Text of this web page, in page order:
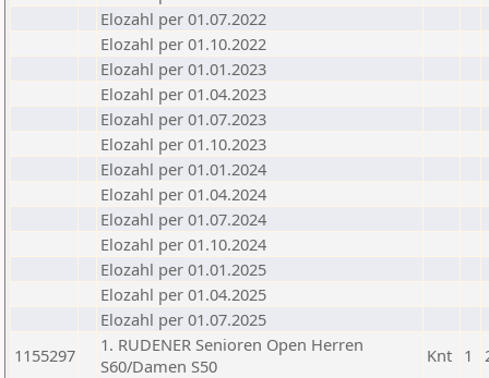
Elozahl per 01.07.2022
Elozahl per 01.10.2022
Elozahl per 01.01.2023
Elozahl per 01.04.2023
Elozahl per 01.07.2023
Elozahl per 01.10.2023
Elozahl per 01.01.2024
Elozahl per 01.04.2024
Elozahl per 01.07.2024
Elozahl per 01.10.2024
Elozahl per 01.01.2025
Elozahl per 01.04.2025
Elozahl per 01.07.2025
1155297
1. RUDENER Senioren Open Herren
S60/Damen S50
Knt 1